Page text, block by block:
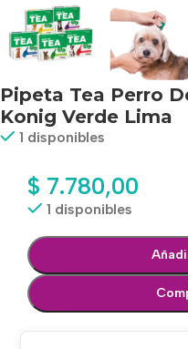
Pipeta Tea Perro
Konig Verde Lima
1 disponibles
$ 7.780,00
1 disponibles